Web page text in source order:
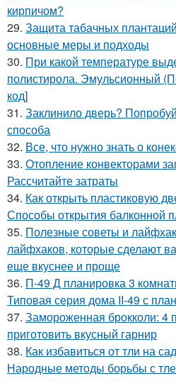
кирпичом?
29. Защита табачных
основные меры и подходы
30. При какой температуре
полистирола. Эмульсионный
код]
31. Заклинило дверь?
способа
32. Все, что нужно знать о
33. Отопление конвекторами
Рассчитайте затраты
34. Как открыть пластиковую
Способы открытия балконной
35. Полезные советы и
лайфхаков, которые сделают
еще вкуснее и проще
36. П-49 Д планировка 3
Типовая серия дома II-49 с
37. Замороженная брокколи: 4
приготовить вкусный гарнир
38. Как избавиться от тли на
Народные методы борьбы с